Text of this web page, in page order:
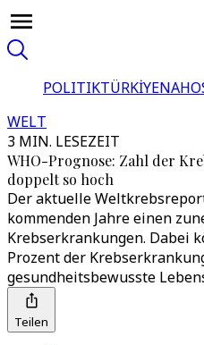
POLITIKTÜRKİYE
WELT
3 MIN. LESEZEIT
WHO-Prognose: Zahl der
doppelt so hoch
Der aktuelle
kommenden Jahre einen
Krebserkrankungen. Dabei
Prozent der
gesundheitsbewusste
Teilen